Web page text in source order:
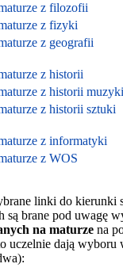
z filozofii
z fizyki
z geografii
z historii
z historii muzyki
z historii sztuki
z informatyki
z WOS
linki do kierunki
są brane pod uwagę
na maturze na
uczelnie dają wyboru